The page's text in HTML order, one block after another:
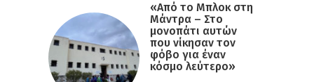
«Από το Μπλοκ στη
Μάντρα – Στο
μονοπάτι αυτών
που νίκησαν τον
φόβο για έναν
κόσμο λεύτερο»